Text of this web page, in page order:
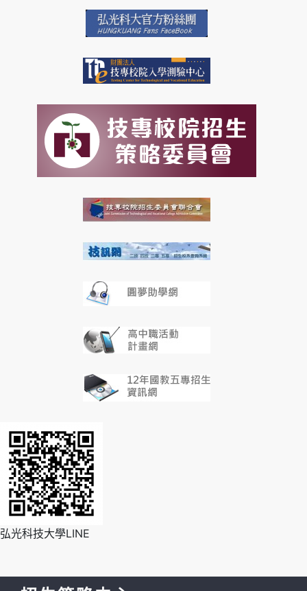
弘光科技大學LINE